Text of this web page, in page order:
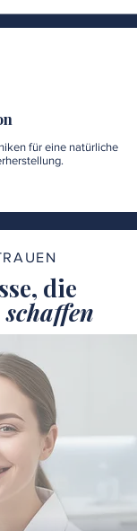
für eine natürliche
die